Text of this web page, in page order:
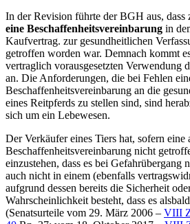
In der Revision führte der BGH aus, dass
eine Beschaffenheitsvereinbarung in
Kaufvertrag. zur gesundheitlichen
getroffen worden war. Demnach kommt
vertraglich vorausgesetzten Verwendung
an. Die Anforderungen, die bei Fehlen
Beschaffenheitsvereinbarung an die
eines Reitpferds zu stellen sind, sind
sich um ein Lebewesen.
Der Verkäufer eines Tiers hat, sofern eine
Beschaffenheitsvereinbarung nicht
einzustehen, dass es bei Gefahrübergang
auch nicht in einem (ebenfalls
aufgrund dessen bereits die Sicherheit
Wahrscheinlichkeit besteht, dass es
(Senatsurteile vom 29. März 2006 – VIII